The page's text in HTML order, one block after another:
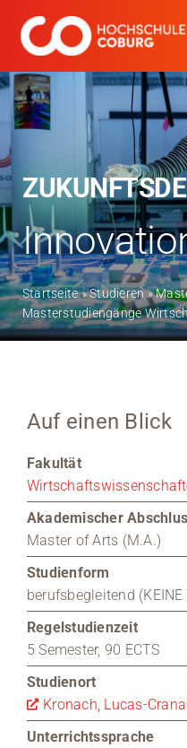
Inhalt
springen
Studieren
Forschen
Kooperieren
Hochschule Coburg
Entdecke die
Stellenangebote
News
Veranstaltungen
Startseite»Studieren»
Masterstudiengänge
Auf einen Blick
Fakultät
Akademischer
Master of Arts (M.A.)
Studienform
berufsbegleitend
Regelstudienzeit
5 Semester, 90 ECTS
Studienort
Kronach, Lucas-
Unterrichtssprache